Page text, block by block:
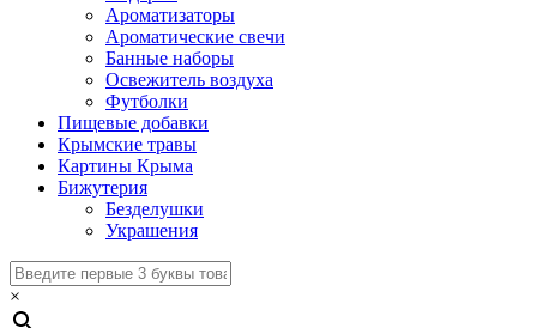
Ароматизаторы
Ароматические свечи
Банные наборы
Освежитель воздуха
Футболки
Пищевые добавки
Крымские травы
Картины Крыма
Бижутерия
Безделушки
Украшения
×